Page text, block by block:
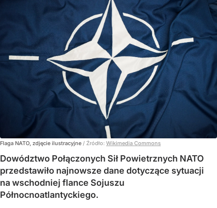
Flaga NATO, zdjęcie ilustracyjne / Źródło: Wikimedia Commons
Dowództwo Połączonych Sił Powietrznych NATO
przedstawiło najnowsze dane dotyczące sytuacji
na wschodniej flance Sojuszu
Północnoatlantyckiego.